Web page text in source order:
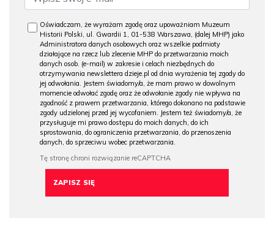
Oświadczam, że wyrażam zgodę oraz upoważniam Muzeum
Historii Polski, ul. Gwardii 1, 01-538 Warszawa, (dalej MHP) jako
Administratora danych osobowych oraz wszelkie podmioty
działające na rzecz lub zlecenie MHP do przetwarzania moich
danych osob. (e-mail) w zakresie i celach niezbędnych do
otrzymywania newslettera dzieje.pl od dnia wyrażenia tej zgody do
jej odwołania. Jestem świadomy/a, że mam prawo w dowolnym
momencie odwołać zgodę oraz że odwołanie zgody nie wpływa na
zgodność z prawem przetwarzania, którego dokonano na podstawie
zgody udzielonej przed jej wycofaniem. Jestem też świadomy/a, że
przysługuje mi prawo dostępu do moich danych, do ich
sprostowania, do ograniczenia przetwarzania, do przenoszenia
danych, do sprzeciwu wobec przetwarzania.